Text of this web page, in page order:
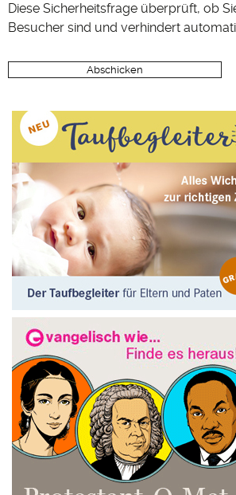
Diese Sicherheitsfrage überprüft, ob
Besucher sind und verhindert